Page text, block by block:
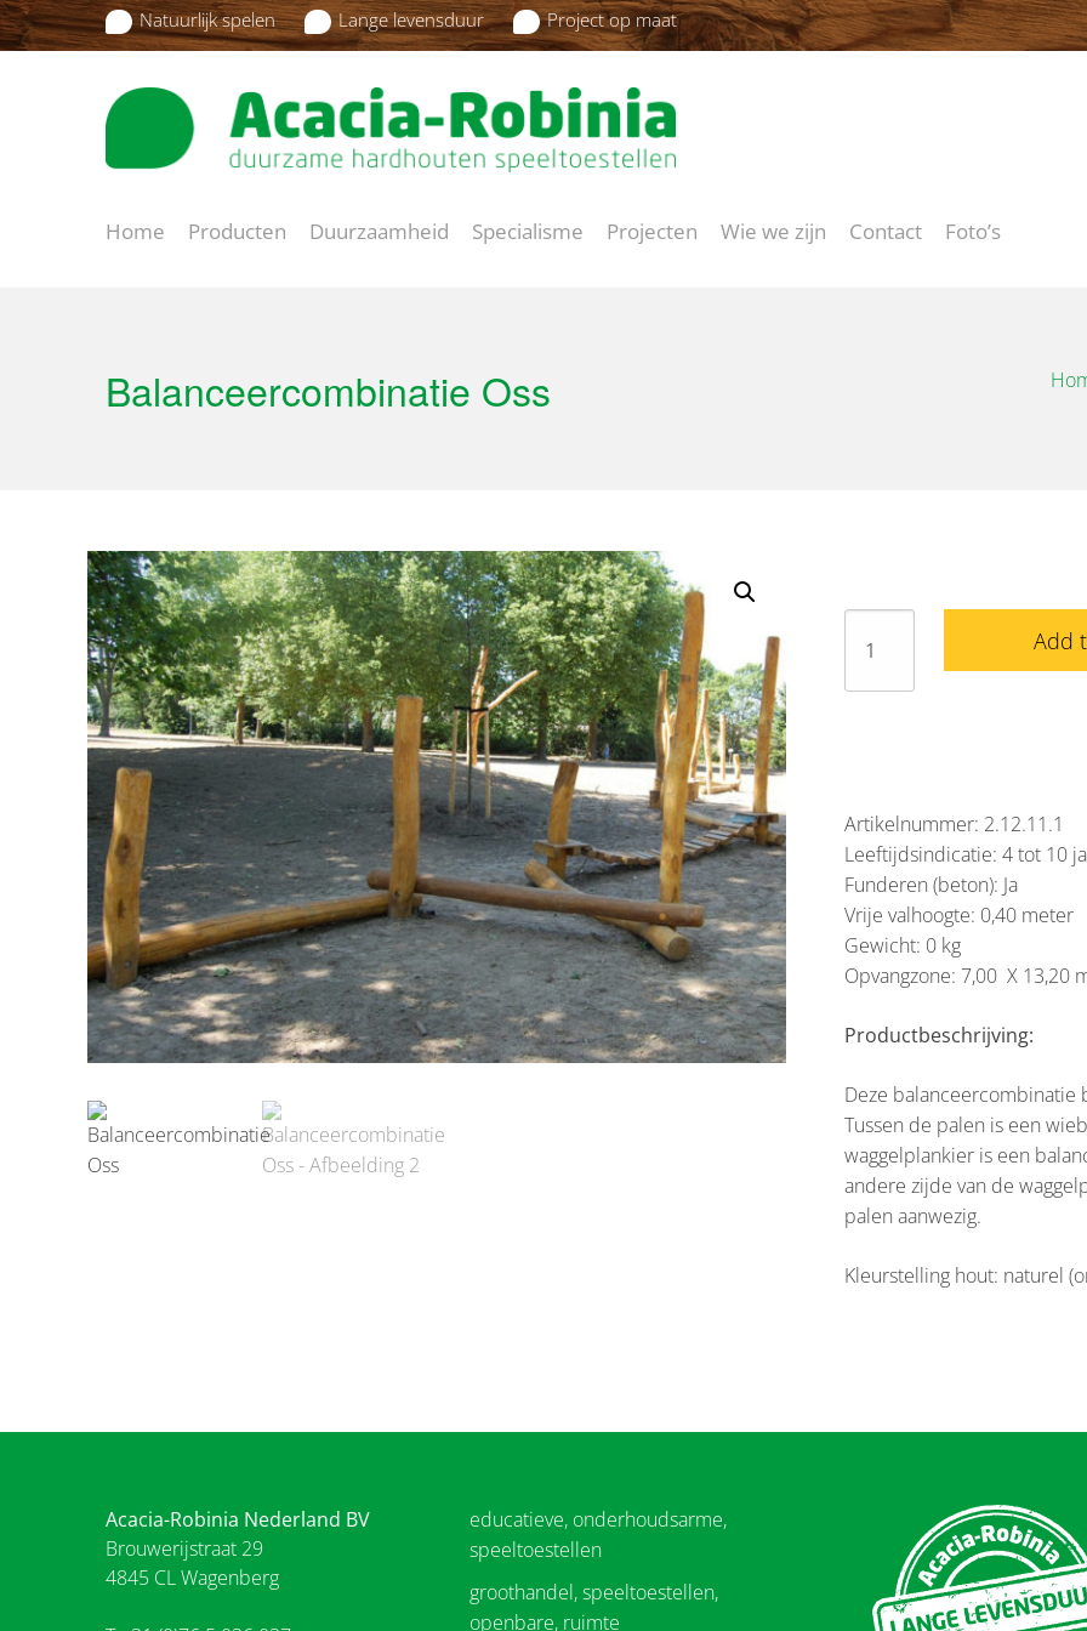
Natuurlijk spelen Lange levensduur Project op maat
Home Producten Duurzaamheid Specialisme Projecten Wie we zijn Contact Foto’s
Balanceercombinatie Oss
Oss
aantal
Add
Artikelnummer: 2.12.11.1
Leeftijdsindicatie: 4 tot 10
Funderen (beton): Ja
Vrije valhoogte: 0,40 meter
Gewicht: 0 kg
Opvangzone: 7,00 X 13,20
Productbeschrijving:
Deze balanceercombinatie
Tussen de palen is een
waggelplankier is een
andere zijde van de
palen aanwezig.
Kleurstelling hout: naturel
Acacia-Robinia Nederland BV
Brouwerijstraat 29
4845 CL Wagenberg
educatieve, onderhoudsarme,
speeltoestellen
groothandel, speeltoestellen,
openbare, ruimte